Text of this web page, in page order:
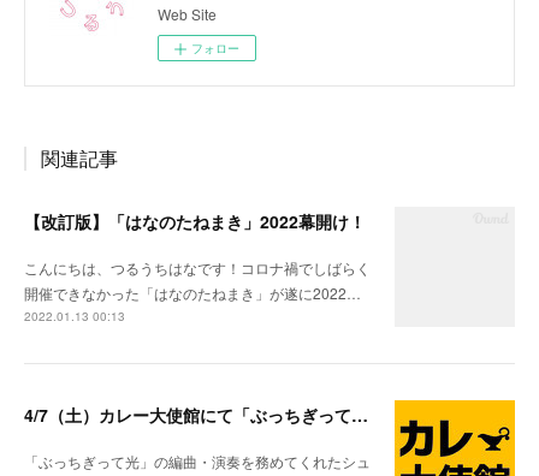
Web Site
フォロー
関連記事
【改訂版】「はなのたねまき」2022幕開け！
こんにちは、つるうちはなです！コロナ禍でしばらく
開催できなかった「はなのたねまき」が遂に2022…
2022.01.13 00:13
4/7（土）カレー大使館にて「ぶっちぎって光」リリース記念イベント開催！
「ぶっちぎって光」の編曲・演奏を務めてくれたシュ